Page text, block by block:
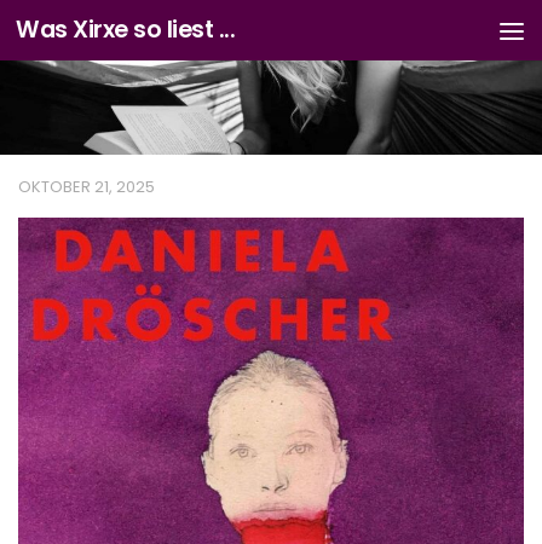
Zum Inhalt springen
Was Xirxe so liest ...
OKTOBER 21, 2025